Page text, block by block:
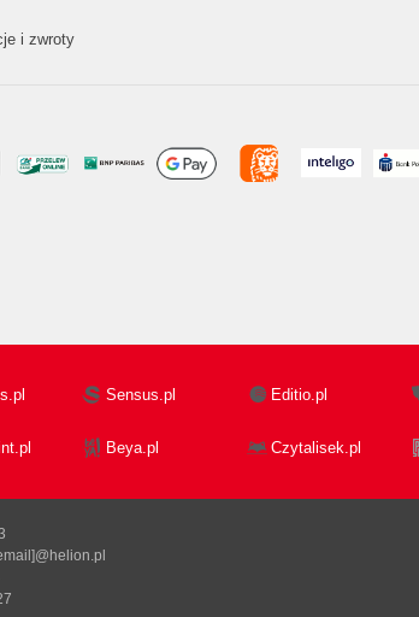
i zwroty
Sensus.pl Editio.pl
Beya.pl Czytalisek.pl